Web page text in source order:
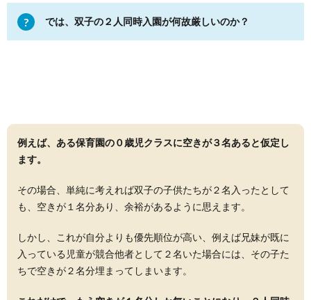
では、双子の２人同時入園が何故厳しいのか？
例えば、ある保育園の０歳児クラスに空きが３名あると仮定し
ます。
その場合、単純に考えれば双子の子供たちが２名入ったとして
も、空きが１名分あり、余裕があるように思えます。
しかし、これが自分よりも優先順位が高い、例えば兄妹が既に
入っている児童が競合他者として２名いた場合には、その子た
ちで空きが２名分埋まってしまいます。